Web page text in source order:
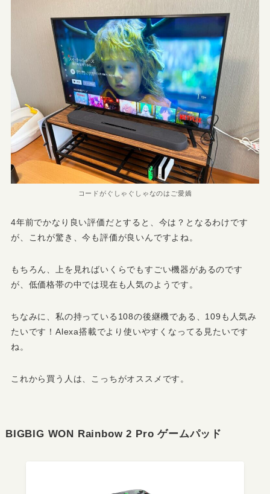
コードがぐしゃぐしゃなのはご愛嬌
4年前でかなり良い評価だとすると、今は？となるわけです
が、これが驚き、今も評価が良いんですよね。
もちろん、上を見ればいくらでもすごい機器があるのです
が、低価格帯の中では現在も人気のようです。
ちなみに、私の持っている108の後継機である、109も人気み
たいです！Alexa搭載でより使いやすくなってる見たいです
ね。
これから買う人は、こっちがオススメです。
BIGBIG WON Rainbow 2 Pro ゲームパッド